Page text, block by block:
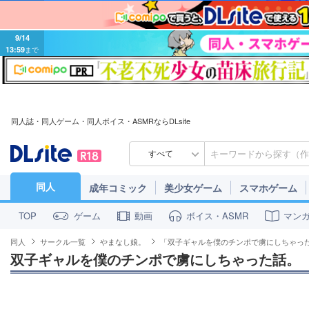
9/14
13:59まで
同人誌・同人ゲーム・同人ボイス・ASMRならDLsite
すべて
同人 成年コミック 美少女ゲーム スマホゲーム
TOP ゲーム 動画 ボイス・ASMR マン
同人 サークル一覧 やまなし娘。 「双子ギャルを僕のチンポで虜にしちゃっ
双子ギャルを僕のチンポで虜にしちゃった話。